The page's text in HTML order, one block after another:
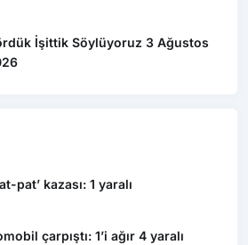
İşittik Söylüyoruz 3 Ağustos
pat’ kazası: 1 yaralı
çarpıştı: 1’i ağır 4 yaralı